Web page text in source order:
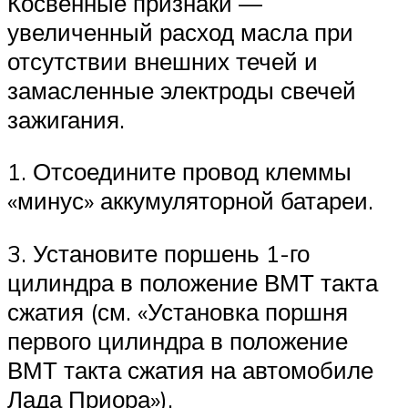
увеличенный расход масла при
отсутствии внешних течей и
замасленные электроды свечей
зажигания.
1. Отсоедините провод клеммы
«минус» аккумуляторной батареи.
3. Установите поршень 1-го
цилиндра в положение ВМТ такта
сжатия (см. «Установка поршня
первого цилиндра в положение
ВМТ такта сжатия на автомобиле
Лада Приора»).